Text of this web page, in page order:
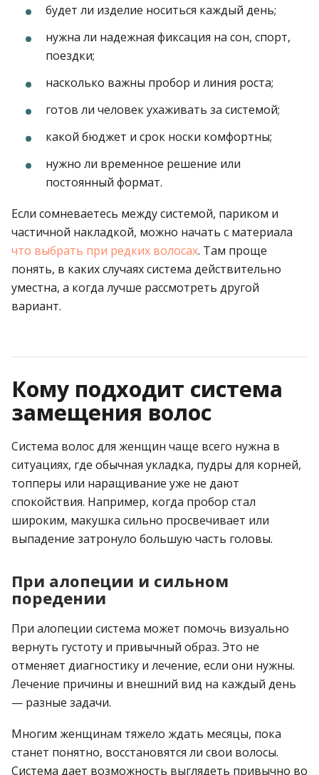
будет ли изделие носиться каждый день;
нужна ли надежная фиксация на сон, спорт,
поездки;
насколько важны пробор и линия роста;
готов ли человек ухаживать за системой;
какой бюджет и срок носки комфортны;
нужно ли временное решение или
постоянный формат.
Если сомневаетесь между системой, париком и
частичной накладкой, можно начать с материала
что выбрать при редких волосах. Там проще
понять, в каких случаях система действительно
уместна, а когда лучше рассмотреть другой
вариант.
Кому подходит система
замещения волос
Система волос для женщин чаще всего нужна в
ситуациях, где обычная укладка, пудры для корней,
топперы или наращивание уже не дают
спокойствия. Например, когда пробор стал
широким, макушка сильно просвечивает или
выпадение затронуло большую часть головы.
При алопеции и сильном
поредении
При алопеции система может помочь визуально
вернуть густоту и привычный образ. Это не
отменяет диагностику и лечение, если они нужны.
Лечение причины и внешний вид на каждый день
— разные задачи.
Многим женщинам тяжело ждать месяцы, пока
станет понятно, восстановятся ли свои волосы.
Система дает возможность выглядеть привычно во